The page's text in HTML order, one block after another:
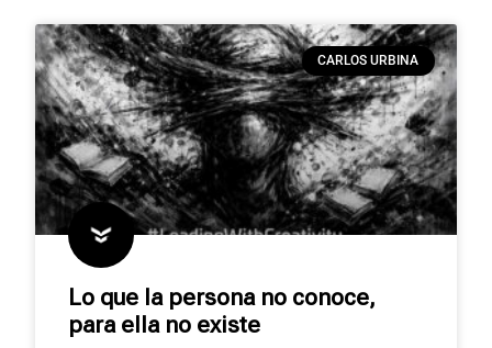
CARLOS URBINA
Lo que la persona no conoce,
para ella no existe